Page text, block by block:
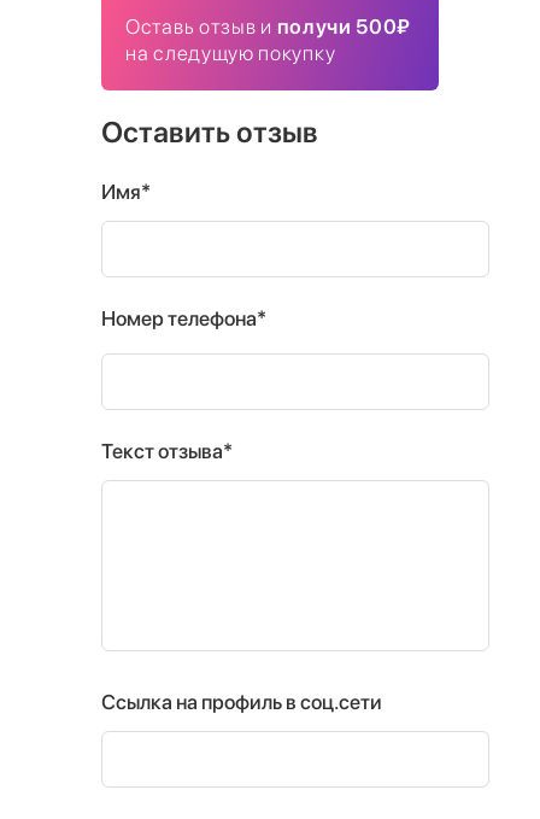
Оставь отзыв и получи 500₽
на следущую покупку
Оставить отзыв
Имя*
Номер телефона*
Текст отзыва*
Ссылка на профиль в соц.сети